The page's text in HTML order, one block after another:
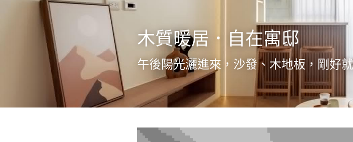
木質暖居．自在寓邸
午後陽光灑進來，沙發、木地板，剛好